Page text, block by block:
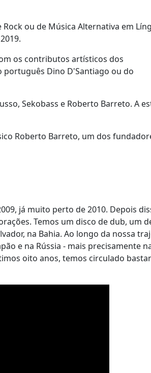
ou de Música Alternativa em
os contributos artísticos dos
português Dino D'Santiago ou do
Sekobass e Roberto Barreto. A
Roberto Barreto, um dos
já muito perto de 2010. Depois
Temos um disco de dub, um
na Bahia. Ao longo da nossa
e na Rússia - mais precisamente
oito anos, temos circulado